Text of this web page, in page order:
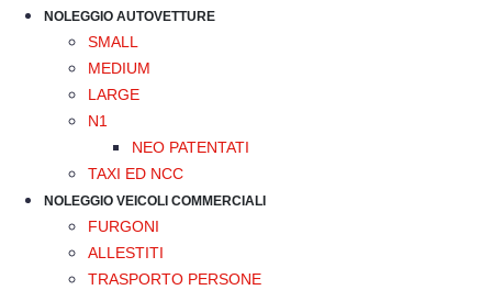
NOLEGGIO AUTOVETTURE
SMALL
MEDIUM
LARGE
N1
NEO PATENTATI
TAXI ED NCC
NOLEGGIO VEICOLI COMMERCIALI
FURGONI
ALLESTITI
TRASPORTO PERSONE